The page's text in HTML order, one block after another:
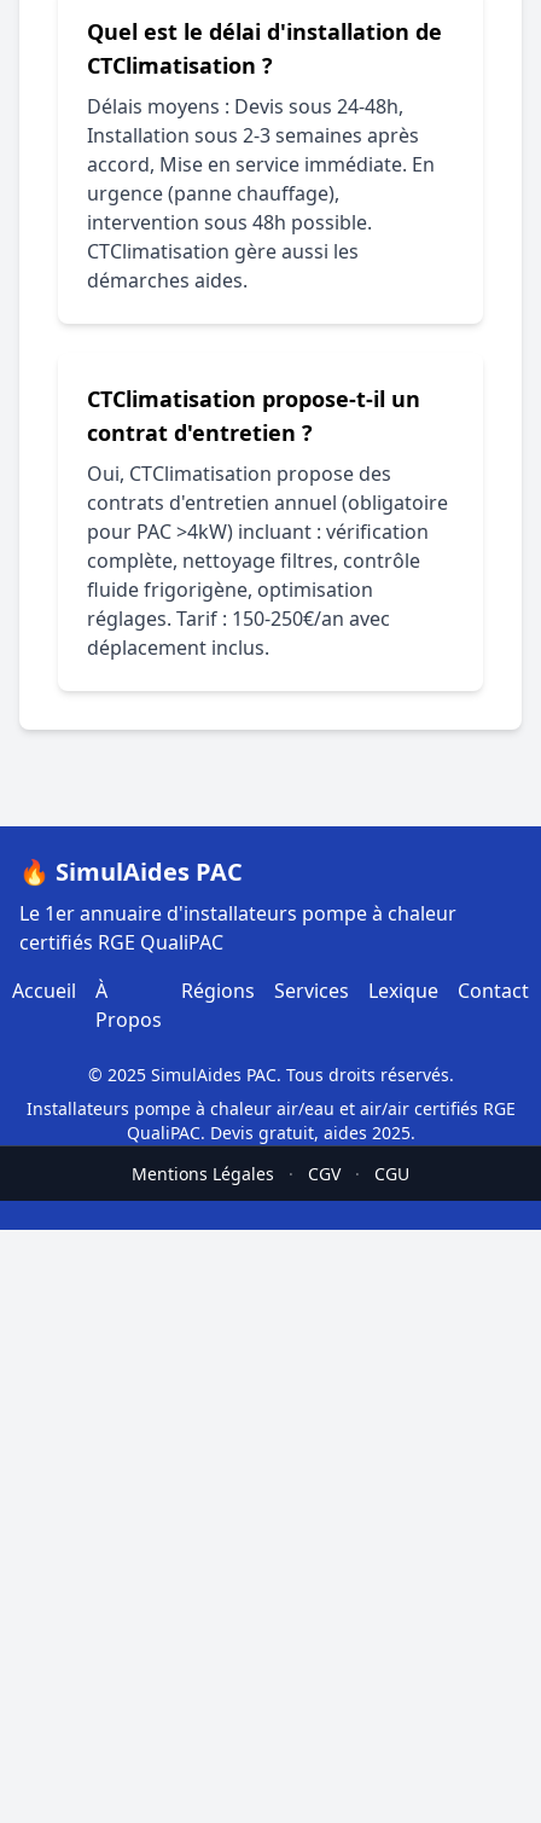
Quel est le délai d'installation de
CTClimatisation ?
Délais moyens : Devis sous 24-48h,
Installation sous 2-3 semaines après
accord, Mise en service immédiate. En
urgence (panne chauffage),
intervention sous 48h possible.
CTClimatisation gère aussi les
démarches aides.
CTClimatisation propose-t-il un
contrat d'entretien ?
Oui, CTClimatisation propose des
contrats d'entretien annuel (obligatoire
pour PAC >4kW) incluant : vérification
complète, nettoyage filtres, contrôle
fluide frigorigène, optimisation
réglages. Tarif : 150-250€/an avec
déplacement inclus.
🔥 SimulAides PAC
Le 1er annuaire d'installateurs pompe à chaleur
certifiés RGE QualiPAC
Accueil
À
Propos
Régions Services Lexique Contact
© 2025 SimulAides PAC. Tous droits réservés.
Installateurs pompe à chaleur air/eau et air/air certifiés RGE
QualiPAC. Devis gratuit, aides 2025.
Mentions Légales
· CGV · CGU